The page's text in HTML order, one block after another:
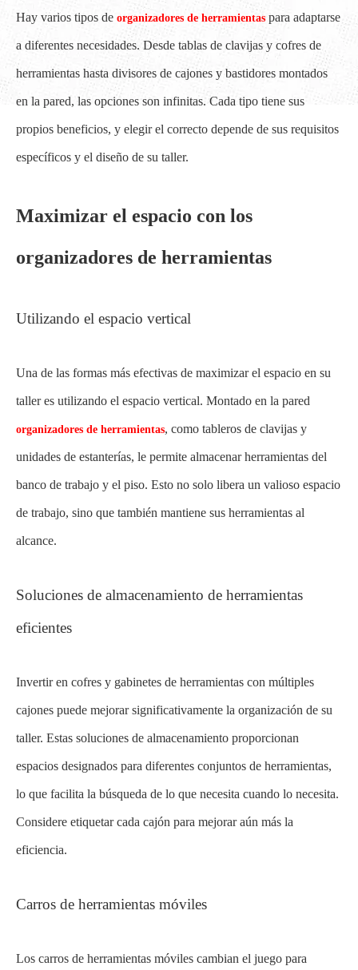
Hay varios tipos de organizadores de herramientaspara adaptarse
a diferentes necesidades. Desde tablas de clavijas y cofres de
herramientas hasta divisores de cajones y bastidores montados
en la pared, las opciones son infinitas. Cada tipo tiene sus
propios beneficios, y elegir el correcto depende de sus requisitos
específicos y el diseño de su taller.
Maximizar el espacio con los
organizadores de herramientas
Utilizando el espacio vertical
Una de las formas más efectivas de maximizar el espacio en su
taller es utilizando el espacio vertical. Montado en la pared
organizadores de herramientas, como tableros de clavijas y
unidades de estanterías, le permite almacenar herramientas del
banco de trabajo y el piso. Esto no solo libera un valioso espacio
de trabajo, sino que también mantiene sus herramientas al
alcance.
Soluciones de almacenamiento de herramientas
eficientes
Invertir en cofres y gabinetes de herramientas con múltiples
cajones puede mejorar significativamente la organización de su
taller. Estas soluciones de almacenamiento proporcionan
espacios designados para diferentes conjuntos de herramientas,
lo que facilita la búsqueda de lo que necesita cuando lo necesita.
Considere etiquetar cada cajón para mejorar aún más la
eficiencia.
Carros de herramientas móviles
Los carros de herramientas móviles cambian el juego para